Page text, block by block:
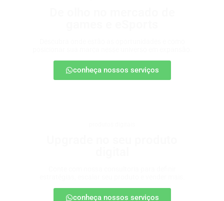
conheça nossos serviços
conheça nossos serviços